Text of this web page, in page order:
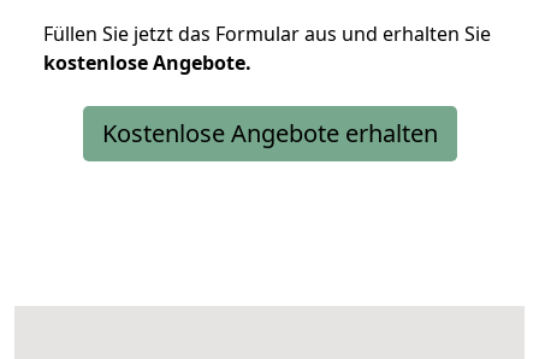
Füllen Sie jetzt das Formular aus und erhalten Sie
kostenloseAngebote.
Kostenlose Angebote erhalten